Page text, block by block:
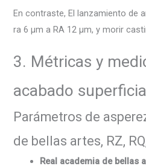
En contraste, El lanzamiento de
ra 6 µm a RA 12 µm, y morir
3. Métricas y
acabado
Parámetros de
de bellas artes, RZ,
Real academia de bellas